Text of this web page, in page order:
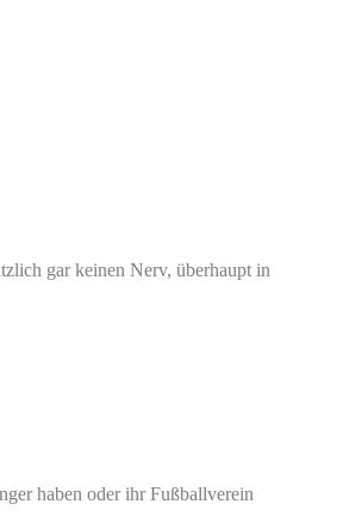
gar keinen Nerv, überhaupt in
haben oder ihr Fußballverein